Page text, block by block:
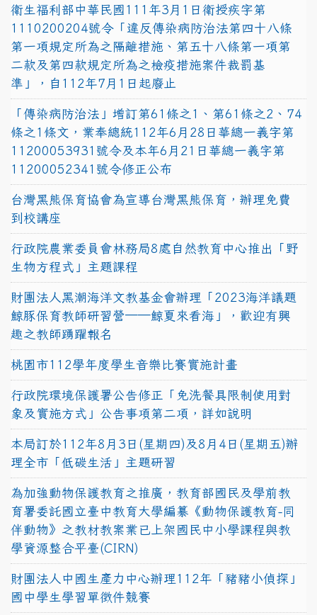
衛生福利部中華民國111年3月1日衛授疾字第
1110200204號令「違反傳染病防治法第四十八條
第一項規定所為之隔離措施、第五十八條第一項第
二款及第四款規定所為之檢疫措施案件裁罰基
準」，自112年7月1日起廢止
「傳染病防治法」增訂第61條之1、第61條之2、74
條之1條文，業奉總統112年6月28日華總一義字第
11200053931號令及本年6月21日華總一義字第
11200052341號令修正公布
台灣黑熊保育協會為宣導台灣黑熊保育，辦理免費
到校講座
行政院農業委員會林務局8處自然教育中心推出「野
生物方程式」主題課程
財團法人黑潮海洋文教基金會辦理「2023海洋議題
鯨豚保育教師研習營──鯨夏來看海」，歡迎有興
趣之教師踴躍報名
桃園市112學年度學生音樂比賽實施計畫
行政院環境保護署公告修正「免洗餐具限制使用對
象及實施方式」公告事項第二項，詳如說明
本局訂於112年8月3日(星期四)及8月4日(星期五)辦
理全市「低碳生活」主題研習
為加強動物保護教育之推廣，教育部國民及學前教
育署委託國立臺中教育大學編纂《動物保護教育-同
伴動物》之教材教案業已上架國民中小學課程與教
學資源整合平臺(CIRN)
財團法人中國生產力中心辦理112年「豬豬小偵探」
國中學生學習單徵件競賽